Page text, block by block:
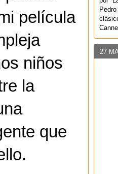
película
niños
la
que
27